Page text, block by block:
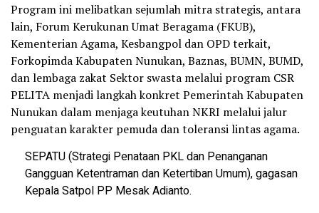
Program ini melibatkan sejumlah mitra strategis, antara
lain, Forum Kerukunan Umat Beragama (FKUB),
Kementerian Agama, Kesbangpol dan OPD terkait,
Forkopimda Kabupaten Nunukan, Baznas, BUMN, BUMD,
dan lembaga zakat Sektor swasta melalui program CSR
PELITA menjadi langkah konkret Pemerintah Kabupaten
Nunukan dalam menjaga keutuhan NKRI melalui jalur
penguatan karakter pemuda dan toleransi lintas agama.
SEPATU (Strategi Penataan PKL dan Penanganan
Gangguan Ketentraman dan Ketertiban Umum), gagasan
Kepala Satpol PP Mesak Adianto.